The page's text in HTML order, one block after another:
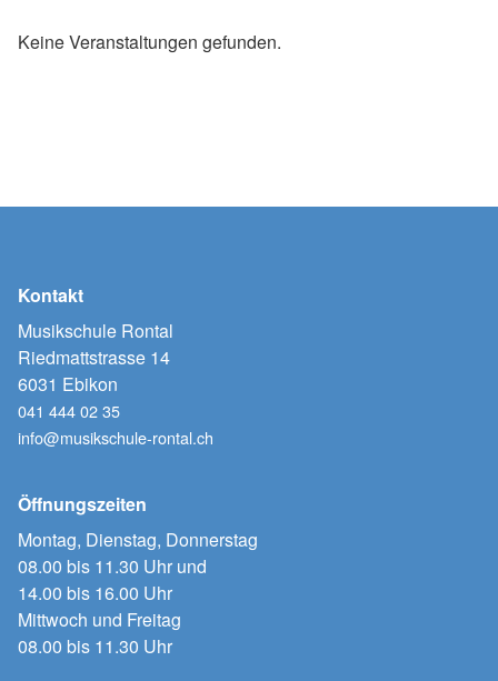
Keine Veranstaltungen gefunden.
Kontakt
Musikschule Rontal
Riedmattstrasse 14
6031 Ebikon
041 444 02 35
info@musikschule-rontal.ch
Öffnungszeiten
Montag, Dienstag, Donnerstag
08.00 bis 11.30 Uhr und
14.00 bis 16.00 Uhr
Mittwoch und Freitag
08.00 bis 11.30 Uhr